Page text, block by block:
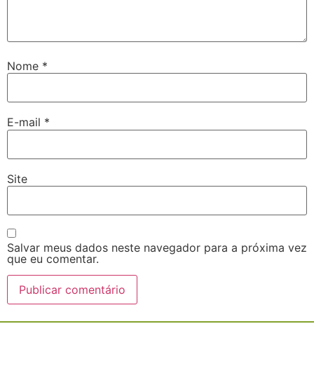
Nome *
E-mail *
Site
Salvar meus dados neste navegador para a próxima vez
que eu comentar.